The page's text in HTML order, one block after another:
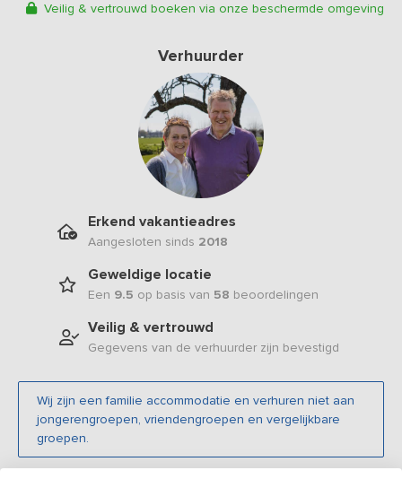
Veilig & vertrouwd boeken via onze beschermde omgeving
Verhuurder
Erkend vakantieadres
Aangesloten sinds 2018
Geweldige locatie
Een 9.5 op basis van 58 beoordelingen
Veilig & vertrouwd
Gegevens van de verhuurder zijn bevestigd
Wij zijn een familie accommodatie en verhuren niet aan
jongerengroepen, vriendengroepen en vergelijkbare
groepen.